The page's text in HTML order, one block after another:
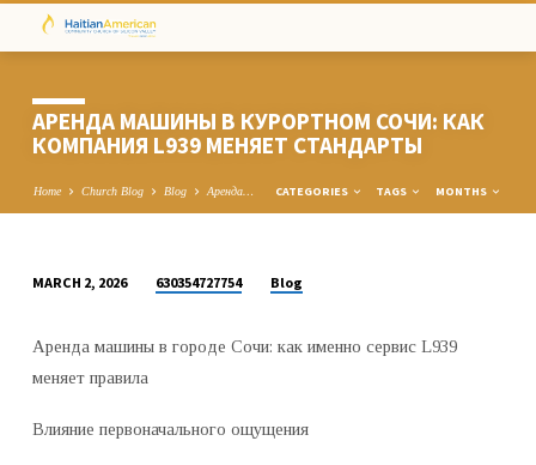
АРЕНДА МАШИНЫ В КУРОРТНОМ СОЧИ: КАК
КОМПАНИЯ L939 МЕНЯЕТ СТАНДАРТЫ
Home Church Blog Blog Аренда… CATEGORIES TAGS MONTHS
МАШИНЫ
В
КУРОРТНОМ
СОЧИ:
MARCH 2, 2026 630354727754 Blog
Аренда машины в городе Сочи: как именно сервис L939
меняет правила
Влияние первоначального ощущения